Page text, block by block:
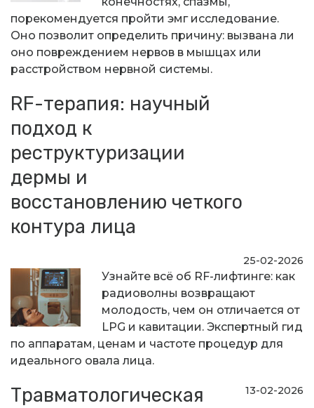
порекомендуется пройти эмг исследование.
Оно позволит определить причину: вызвана ли
оно повреждением нервов в мышцах или
расстройством нервной системы.
RF-терапия: научный
подход к
реструктуризации
дермы и
восстановлению четкого
контура лица
25-02-2026
Узнайте всё об RF-лифтинге: как
радиоволны возвращают
молодость, чем он отличается от
LPG и кавитации. Экспертный гид
по аппаратам, ценам и частоте процедур для
идеального овала лица.
Травматологическая
13-02-2026